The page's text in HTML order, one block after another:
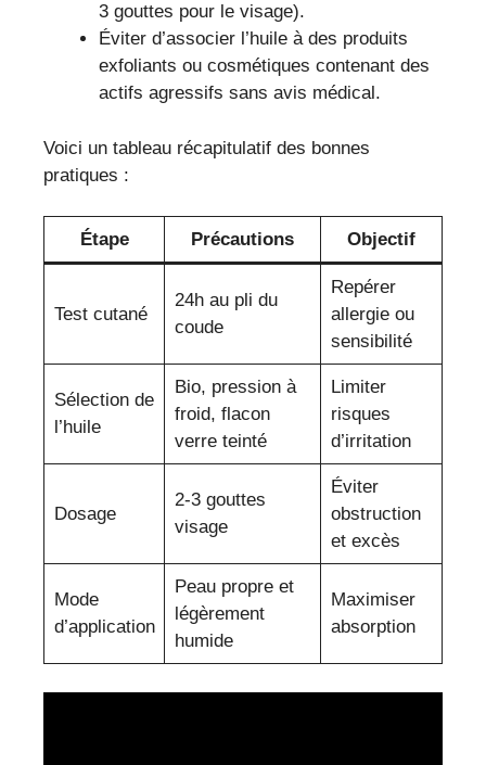
3 gouttes pour le visage).
Éviter d’associer l’huile à des produits
exfoliants ou cosmétiques contenant des
actifs agressifs sans avis médical.
Voici un tableau récapitulatif des bonnes
pratiques :
Étape Précautions Objectif
Test cutané
24h au pli du
coude
Repérer
allergie ou
sensibilité
Sélection de
l’huile
Bio, pression à
froid, flacon
verre teinté
Limiter
risques
d’irritation
Dosage
2-3 gouttes
visage
Éviter
obstruction
et excès
Mode
d’application
Peau propre et
légèrement
humide
Maximiser
absorption